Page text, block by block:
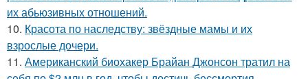
их абьюзивных отношений.
10. Красота по наследству: звёздные мамы и их
взрослые дочери.
11. Американский биохакер Брайан Джонсон тратил на